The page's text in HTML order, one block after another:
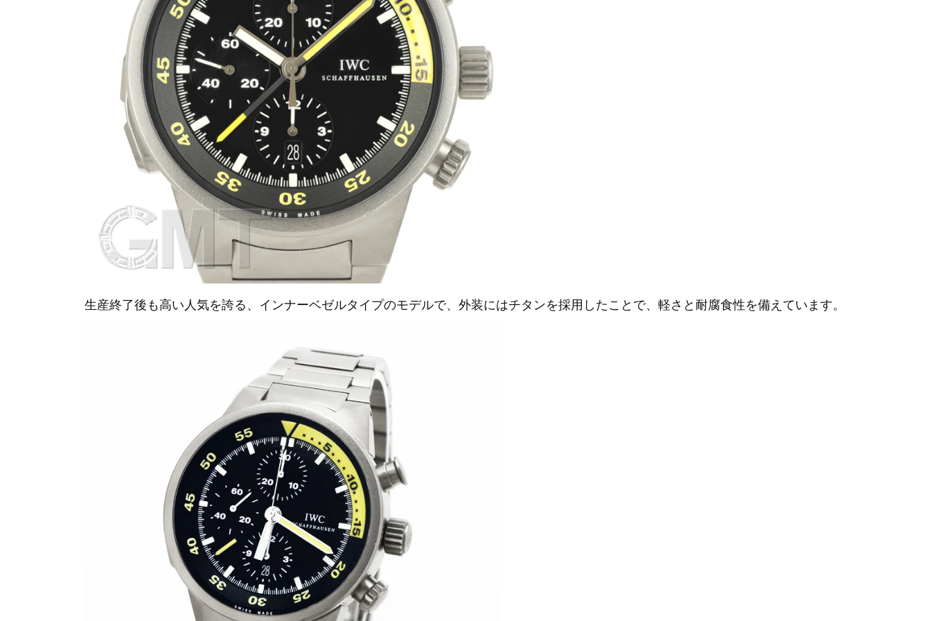
生産終了後も高い人気を誇る、インナーベゼルタイプのモデルで、外装にはチタンを採用したことで、軽さと耐腐食性を備えています。